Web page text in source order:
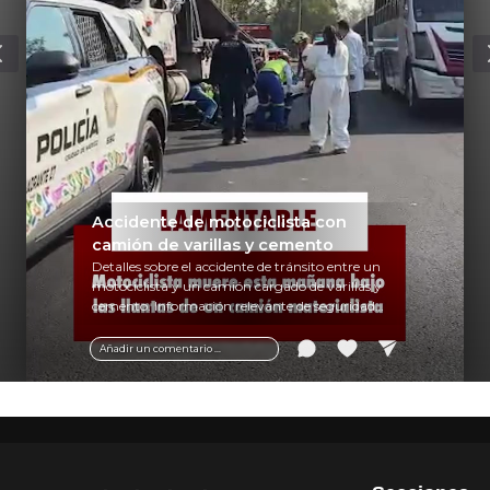
Añadir un comentario ...
Accidente de motociclista con
camión de varillas y cemento
Detalles sobre el accidente de tránsito entre un
motociclista y un camión cargado de varillas y
cemento. Información relevante de seguridad
vial y recomendaciones para motociclistas.